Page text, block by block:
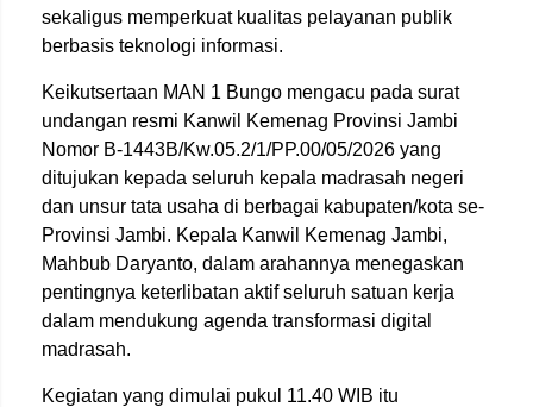
sekaligus memperkuat kualitas pelayanan publik
berbasis teknologi informasi.
Keikutsertaan MAN 1 Bungo mengacu pada surat
undangan resmi Kanwil Kemenag Provinsi Jambi
Nomor B-1443B/Kw.05.2/1/PP.00/05/2026 yang
ditujukan kepada seluruh kepala madrasah negeri
dan unsur tata usaha di berbagai kabupaten/kota se-
Provinsi Jambi. Kepala Kanwil Kemenag Jambi,
Mahbub Daryanto, dalam arahannya menegaskan
pentingnya keterlibatan aktif seluruh satuan kerja
dalam mendukung agenda transformasi digital
madrasah.
Kegiatan yang dimulai pukul 11.40 WIB itu